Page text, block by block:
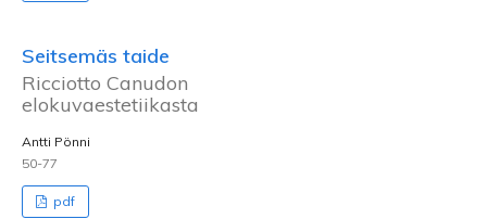
Seitsemäs taide
Ricciotto Canudon
elokuvaestetiikasta
Antti Pönni
50-77
pdf